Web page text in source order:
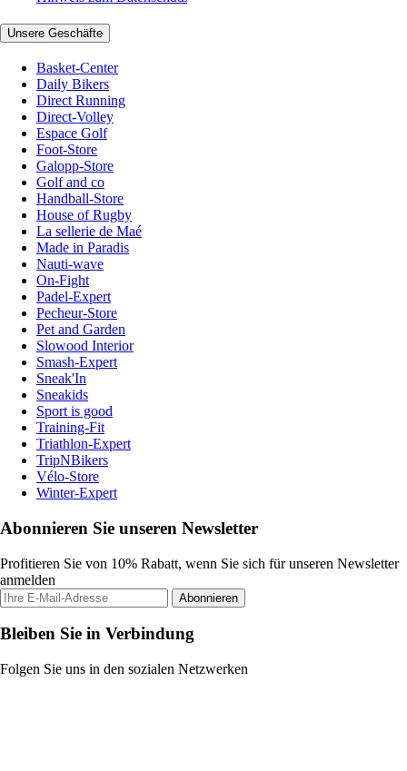
Unsere Geschäfte
Basket-Center
Daily Bikers
Direct Running
Direct-Volley
Espace Golf
Foot-Store
Galopp-Store
Golf and co
Handball-Store
House of Rugby
La sellerie de Maé
Made in Paradis
Nauti-wave
On-Fight
Padel-Expert
Pecheur-Store
Pet and Garden
Slowood Interior
Smash-Expert
Sneak'In
Sneakids
Sport is good
Training-Fit
Triathlon-Expert
TripNBikers
Vélo-Store
Winter-Expert
Abonnieren Sie unseren Newsletter
Profitieren Sie von 10% Rabatt, wenn Sie sich für unseren Newsletter
anmelden
Abonnieren
Bleiben Sie in Verbindung
Folgen Sie uns in den sozialen Netzwerken